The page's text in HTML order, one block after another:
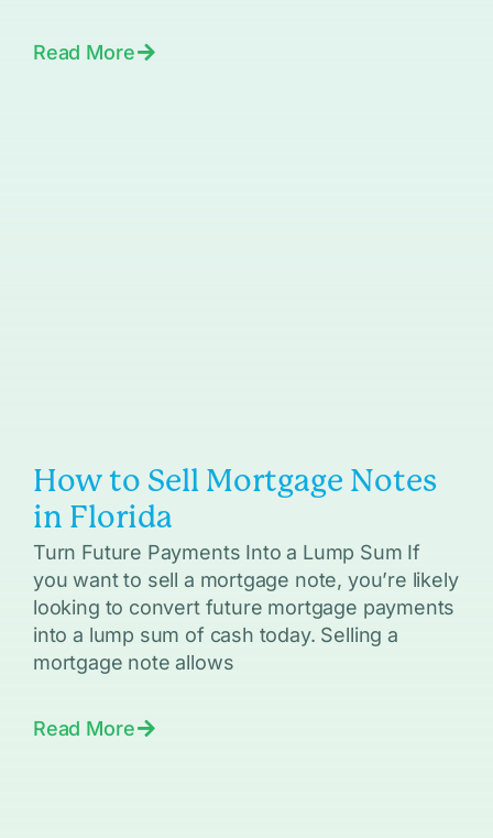
Read More
How to Sell Mortgage Notes
in Florida
Turn Future Payments Into a Lump Sum If
you want to sell a mortgage note, you’re likely
looking to convert future mortgage payments
into a lump sum of cash today. Selling a
mortgage note allows
Read More